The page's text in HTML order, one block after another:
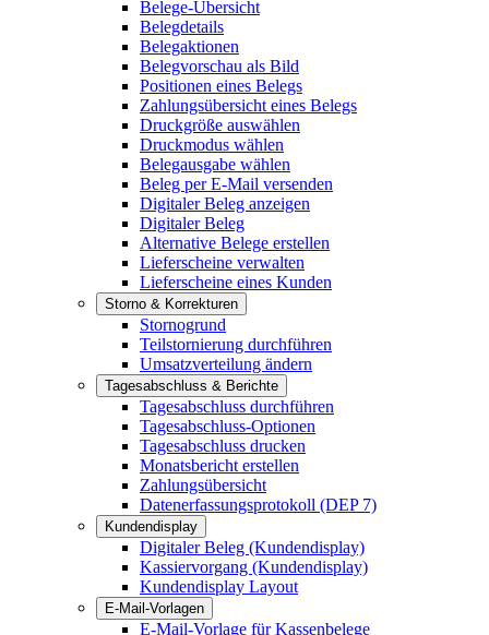
Belege-Übersicht
Belegdetails
Belegaktionen
Belegvorschau als Bild
Positionen eines Belegs
Zahlungsübersicht eines Belegs
Druckgröße auswählen
Druckmodus wählen
Belegausgabe wählen
Beleg per E-Mail versenden
Digitaler Beleg anzeigen
Digitaler Beleg
Alternative Belege erstellen
Lieferscheine verwalten
Lieferscheine eines Kunden
Storno & Korrekturen
Stornogrund
Teilstornierung durchführen
Umsatzverteilung ändern
Tagesabschluss & Berichte
Tagesabschluss durchführen
Tagesabschluss-Optionen
Tagesabschluss drucken
Monatsbericht erstellen
Zahlungsübersicht
Datenerfassungsprotokoll (DEP 7)
Kundendisplay
Digitaler Beleg (Kundendisplay)
Kassiervorgang (Kundendisplay)
Kundendisplay Layout
E-Mail-Vorlagen
E-Mail-Vorlage für Kassenbelege